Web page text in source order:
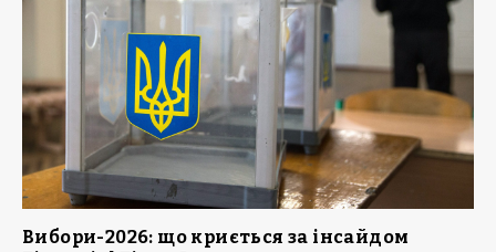
Вибори-2026: що криється за інсайдом